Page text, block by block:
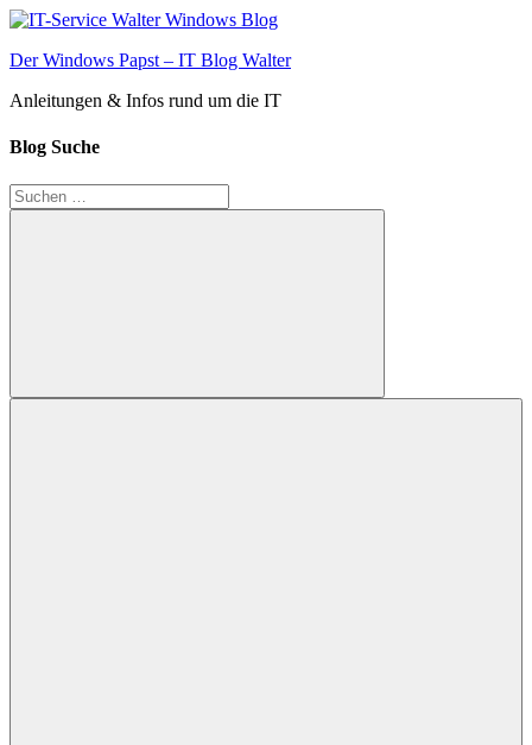
Zum
springen
Der Windows Papst – IT Blog Walter
Anleitungen & Infos rund um die IT
Blog Suche
Suchen
nach:
Suchen